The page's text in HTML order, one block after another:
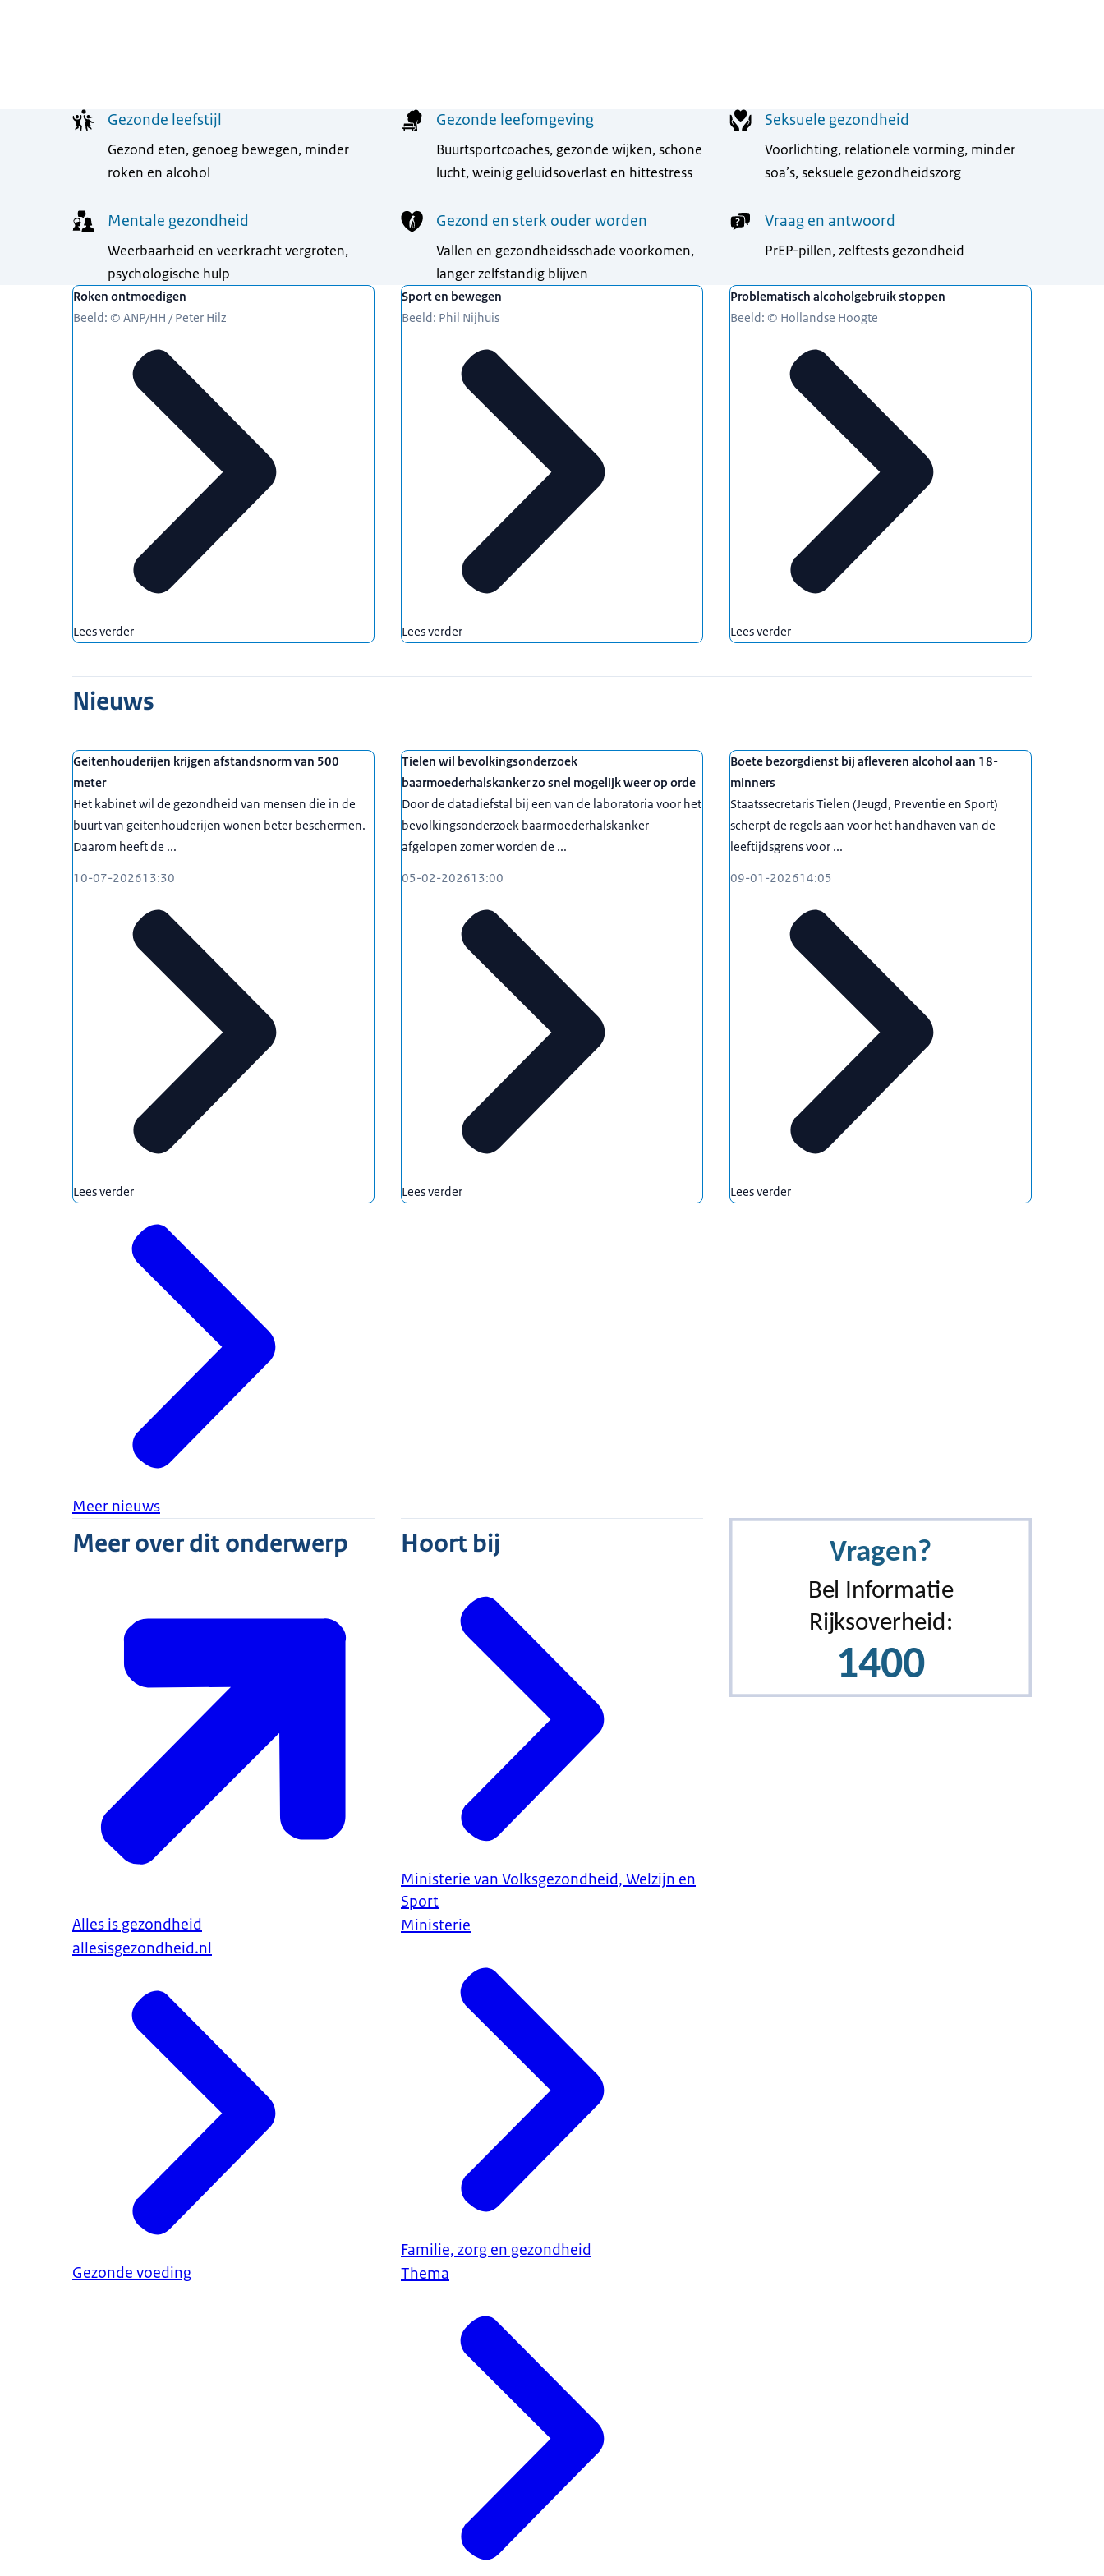
Gezonde leefstijl
Gezond eten, genoeg bewegen, minder
roken en alcohol
Gezonde leefomgeving
Buurtsportcoaches, gezonde wijken, schone
lucht, weinig geluidsoverlast en hittestress
Seksuele gezondheid
Voorlichting, relationele vorming, minder
soa’s, seksuele gezondheidszorg
Mentale gezondheid
Weerbaarheid en veerkracht vergroten,
psychologische hulp
Gezond en sterk ouder worden
Vallen en gezondheidsschade voorkomen,
langer zelfstandig blijven
Vraag en antwoord
PrEP-pillen, zelftests gezondheid
Uitgelicht
Roken ontmoedigen
Beeld: © ANP/HH / Peter Hilz
Lees verder
Sport en bewegen
Beeld: Phil Nijhuis
Lees verder
Problematisch alcoholgebruik stoppen
Beeld: © Hollandse Hoogte
Lees verder
Nieuws
Geitenhouderijen krijgen afstandsnorm van 500
meter
Het kabinet wil de gezondheid van mensen die in de
buurt van geitenhouderijen wonen beter beschermen.
Daarom heeft de ...
10-07-202613:30
Lees verder
Tielen wil bevolkingsonderzoek
baarmoederhalskanker zo snel mogelijk weer op orde
Door de datadiefstal bij een van de laboratoria voor het
bevolkingsonderzoek baarmoederhalskanker
afgelopen zomer worden de ...
05-02-202613:00
Lees verder
Boete bezorgdienst bij afleveren alcohol aan 18-
minners
Staatssecretaris Tielen (Jeugd, Preventie en Sport)
scherpt de regels aan voor het handhaven van de
leeftijdsgrens voor ...
09-01-202614:05
Lees verder
Meer nieuws
Meer over dit onderwerp
Alles is gezondheid
allesisgezondheid.nl
Gezonde voeding
Hoort bij
Ministerie van Volksgezondheid, Welzijn en
Sport
Ministerie
Familie, zorg en gezondheid
Thema